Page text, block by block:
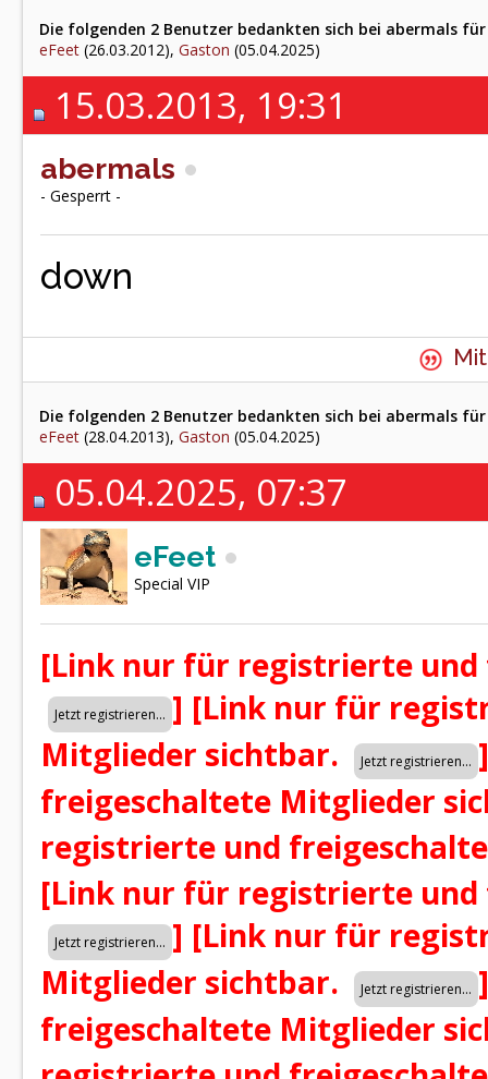
Die folgenden 2 Benutzer bedankten sich bei abermals für
eFeet (26.03.2012), Gaston (05.04.2025)
15.03.2013, 19:31
abermals
- Gesperrt -
down
Die folgenden 2 Benutzer bedankten sich bei abermals für
eFeet (28.04.2013), Gaston (05.04.2025)
05.04.2025, 07:37
eFeet
Special VIP
[Link nur für registrierte
] [Link nur für
Mitglieder sichtbar.
]
freigeschaltete Mitglieder
registrierte und
[Link nur für registrierte
] [Link nur für
Mitglieder sichtbar.
]
freigeschaltete Mitglieder